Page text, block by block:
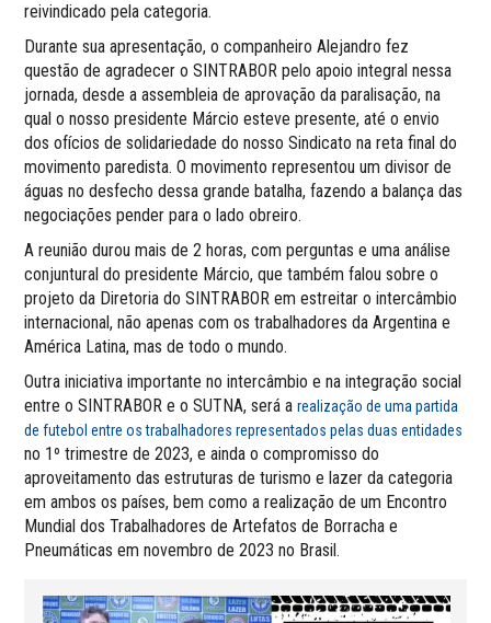
reivindicado pela categoria.
Durante sua apresentação, o companheiro Alejandro fez
questão de agradecer o SINTRABOR pelo apoio integral nessa
jornada, desde a assembleia de aprovação da paralisação, na
qual o nosso presidente Márcio esteve presente, até o envio
dos ofícios de solidariedade do nosso Sindicato na reta final do
movimento paredista. O movimento representou um divisor de
águas no desfecho dessa grande batalha, fazendo a balança das
negociações pender para o lado obreiro.
A reunião durou mais de 2 horas, com perguntas e uma análise
conjuntural do presidente Márcio, que também falou sobre o
projeto da Diretoria do SINTRABOR em estreitar o intercâmbio
internacional, não apenas com os trabalhadores da Argentina e
América Latina, mas de todo o mundo.
Outra iniciativa importante no intercâmbio e na integração social
entre o SINTRABOR e o SUTNA, será arealização de uma partida
de futebol entre os trabalhadores representados pelas duas entidades
no 1º trimestre de 2023, e ainda o compromisso do
aproveitamento das estruturas de turismo e lazer da categoria
em ambos os países, bem como a realização de um Encontro
Mundial dos Trabalhadores de Artefatos de Borracha e
Pneumáticas em novembro de 2023 no Brasil.